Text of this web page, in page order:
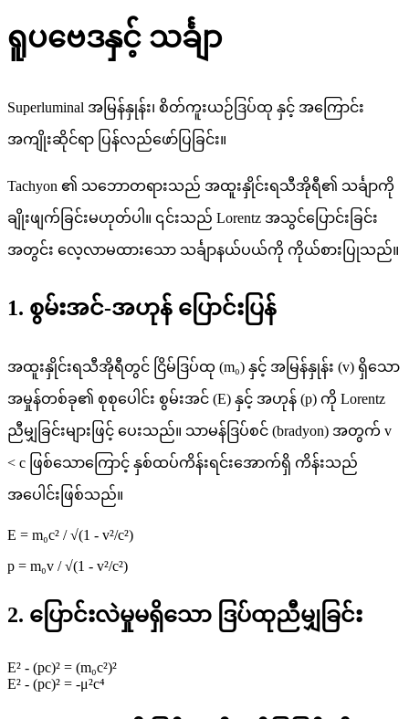
ရူပဗေဒနှင့် သင်္ချာ
Superluminal အမြန်နှုန်း၊ စိတ်ကူးယဉ်ဒြပ်ထု နှင့် အကြောင်း
အကျိုးဆိုင်ရာ ပြန်လည်ဖော်ပြခြင်း။
Tachyon ၏ သဘောတရားသည် အထူးနှိုင်းရသီအိုရီ၏ သင်္ချာကို
ချိုးဖျက်ခြင်းမဟုတ်ပါ။ ၎င်းသည် Lorentz အသွင်ပြောင်းခြင်း
အတွင်း လေ့လာမထားသော သင်္ချာနယ်ပယ်ကို ကိုယ်စားပြုသည်။
1. စွမ်းအင်-အဟုန် ပြောင်းပြန်
အထူးနှိုင်းရသီအိုရီတွင် ငြိမ်ဒြပ်ထု (m₀) နှင့် အမြန်နှုန်း (v) ရှိသော
အမှုန်တစ်ခု၏ စုစုပေါင်း စွမ်းအင် (E) နှင့် အဟုန် (p) ကို Lorentz
ညီမျှခြင်းများဖြင့် ပေးသည်။ သာမန်ဒြပ်စင် (bradyon) အတွက် v
< c ဖြစ်သောကြောင့် နှစ်ထပ်ကိန်းရင်းအောက်ရှိ ကိန်းသည်
အပေါင်းဖြစ်သည်။
E = m₀c² / √(1 - v²/c²)
p = m₀v / √(1 - v²/c²)
2. ပြောင်းလဲမှုမရှိသော ဒြပ်ထုညီမျှခြင်း
E² - (pc)² = (m₀c²)²
E² - (pc)² = -μ²c⁴